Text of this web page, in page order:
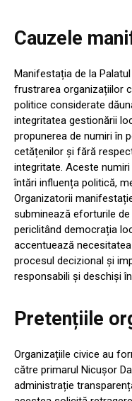
Cauzele
Manifestația de la
frustrarea organizațiilor
politice considerate
integritatea gestionării
propunerea de numiri în
cetățenilor și fără
integritate. Aceste
întări influența politică,
Organizatorii
subminează eforturile
periclitând democrația
accentuează
procesul decizional și
responsabili și deschiși
Pretențiile
Organizațiile civice au
către primarul Nicușor
administrație